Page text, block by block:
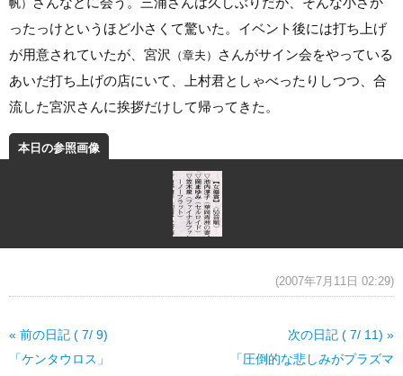
帆）
ったっけというほど小さくて驚いた。イベント後には打ち上げ
が用意されていたが、宮沢
（章夫）
さんがサイン会をやっている
あいだ打ち上げの店にいて、上村君としゃべったりしつつ、合
流した宮沢さんに挨拶だけして帰ってきた。
本日の参照画像
(2007年7月11日 02:29)
« 前の日記 ( 7/ 9)
「ケンタウロス」
次の日記 ( 7/ 11) »
「圧倒的な悲しみがプラズマ